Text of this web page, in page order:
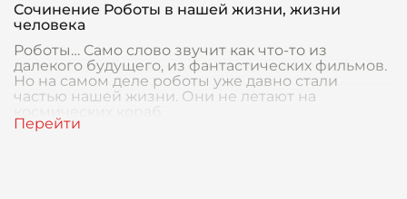
Сочинение Роботы в нашей жизни, жизни
человека
Роботы… Само слово звучит как что-то из
далекого будущего, из фантастических фильмов.
Но на самом деле роботы уже давно стали
частью нашей жизни. Они не летают на
космических кораб